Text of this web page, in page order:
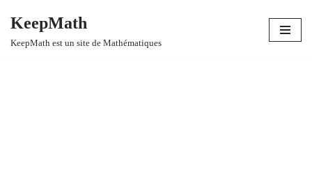
Aller
KeepMath
KeepMath est un site de Mathématiques